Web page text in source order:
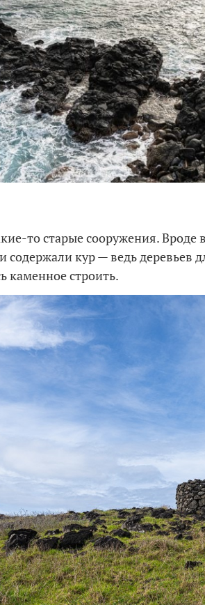
то старые сооружения.
содержали кур — ведь деревьев
каменное строить.